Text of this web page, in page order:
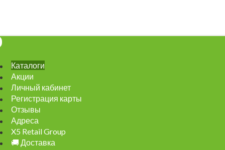
Каталоги
Акции
Личный кабинет
Регистрация карты
Отзывы
Адреса
X5 Retail Group
🚚 Доставка